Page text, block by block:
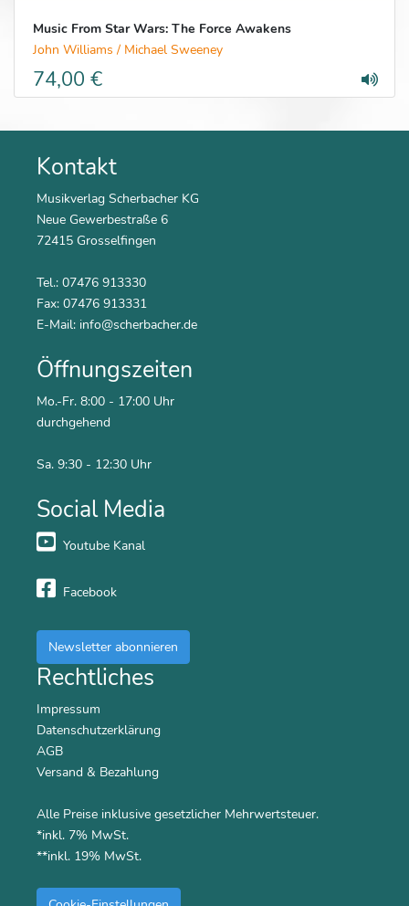
Music From Star Wars: The Force Awakens
John Williams / Michael Sweeney
74,00 €
Kontakt
Musikverlag Scherbacher KG
Neue Gewerbestraße 6
72415 Grosselfingen
Tel.: 07476 913330
Fax: 07476 913331
E-Mail: info@scherbacher.de
Öffnungszeiten
Mo.-Fr. 8:00 - 17:00 Uhr
durchgehend
Sa. 9:30 - 12:30 Uhr
Social Media
Youtube Kanal
Facebook
Newsletter abonnieren
Rechtliches
Impressum
Datenschutzerklärung
AGB
Versand & Bezahlung
Alle Preise inklusive gesetzlicher Mehrwertsteuer.
*inkl. 7% MwSt.
**inkl. 19% MwSt.